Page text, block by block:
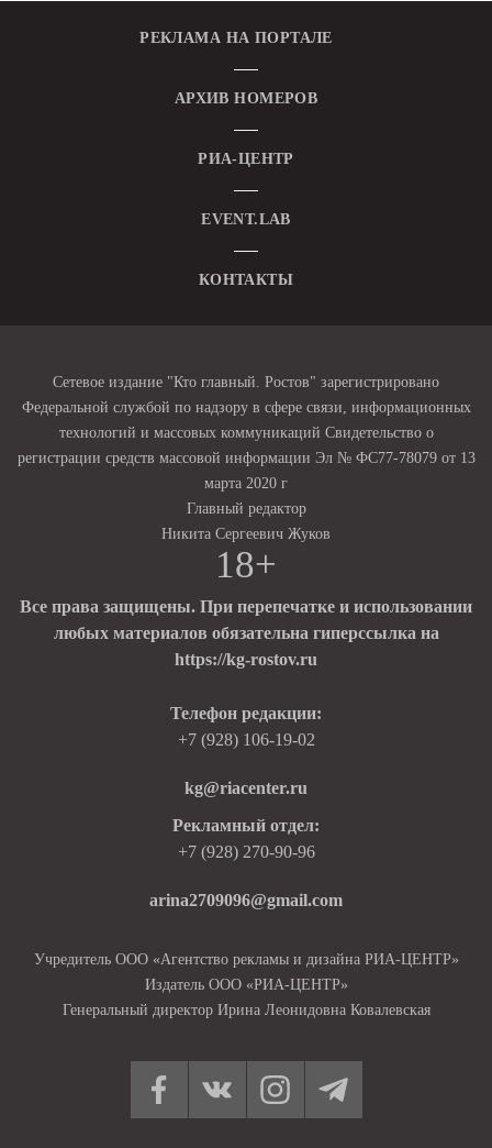
РЕКЛАМА НА ПОРТАЛЕ
АРХИВ НОМЕРОВ
РИА-ЦЕНТР
EVENT.LAB
КОНТАКТЫ
Сетевое издание "Кто главный. Ростов" зарегистрировано
Федеральной службой по надзору в сфере связи, информационных
технологий и массовых коммуникаций Свидетельство о
регистрации средств массовой информации Эл № ФС77-78079 от 13
марта 2020 г
Главный редактор
Никита Сергеевич Жуков
18+
Все права защищены. При перепечатке и использовании
любых материалов обязательна гиперссылка на
https://kg-rostov.ru
Телефон редакции:
+7 (928) 106-19-02
kg@riacenter.ru
Рекламный отдел:
+7 (928) 270-90-96
arina2709096@gmail.com
Учредитель ООО «Агентство рекламы и дизайна РИА-ЦЕНТР»
Издатель ООО «РИА-ЦЕНТР»
Генеральный директор Ирина Леонидовна Ковалевская